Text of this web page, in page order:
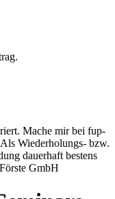
Mache mir bei fup-
Wiederholungs- bzw.
dauerhaft bestens
GmbH